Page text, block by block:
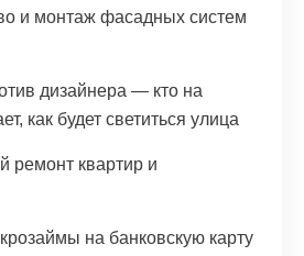
и монтаж фасадных систем
дизайнера — кто на
как будет светиться улица
ремонт квартир и
на банковскую карту